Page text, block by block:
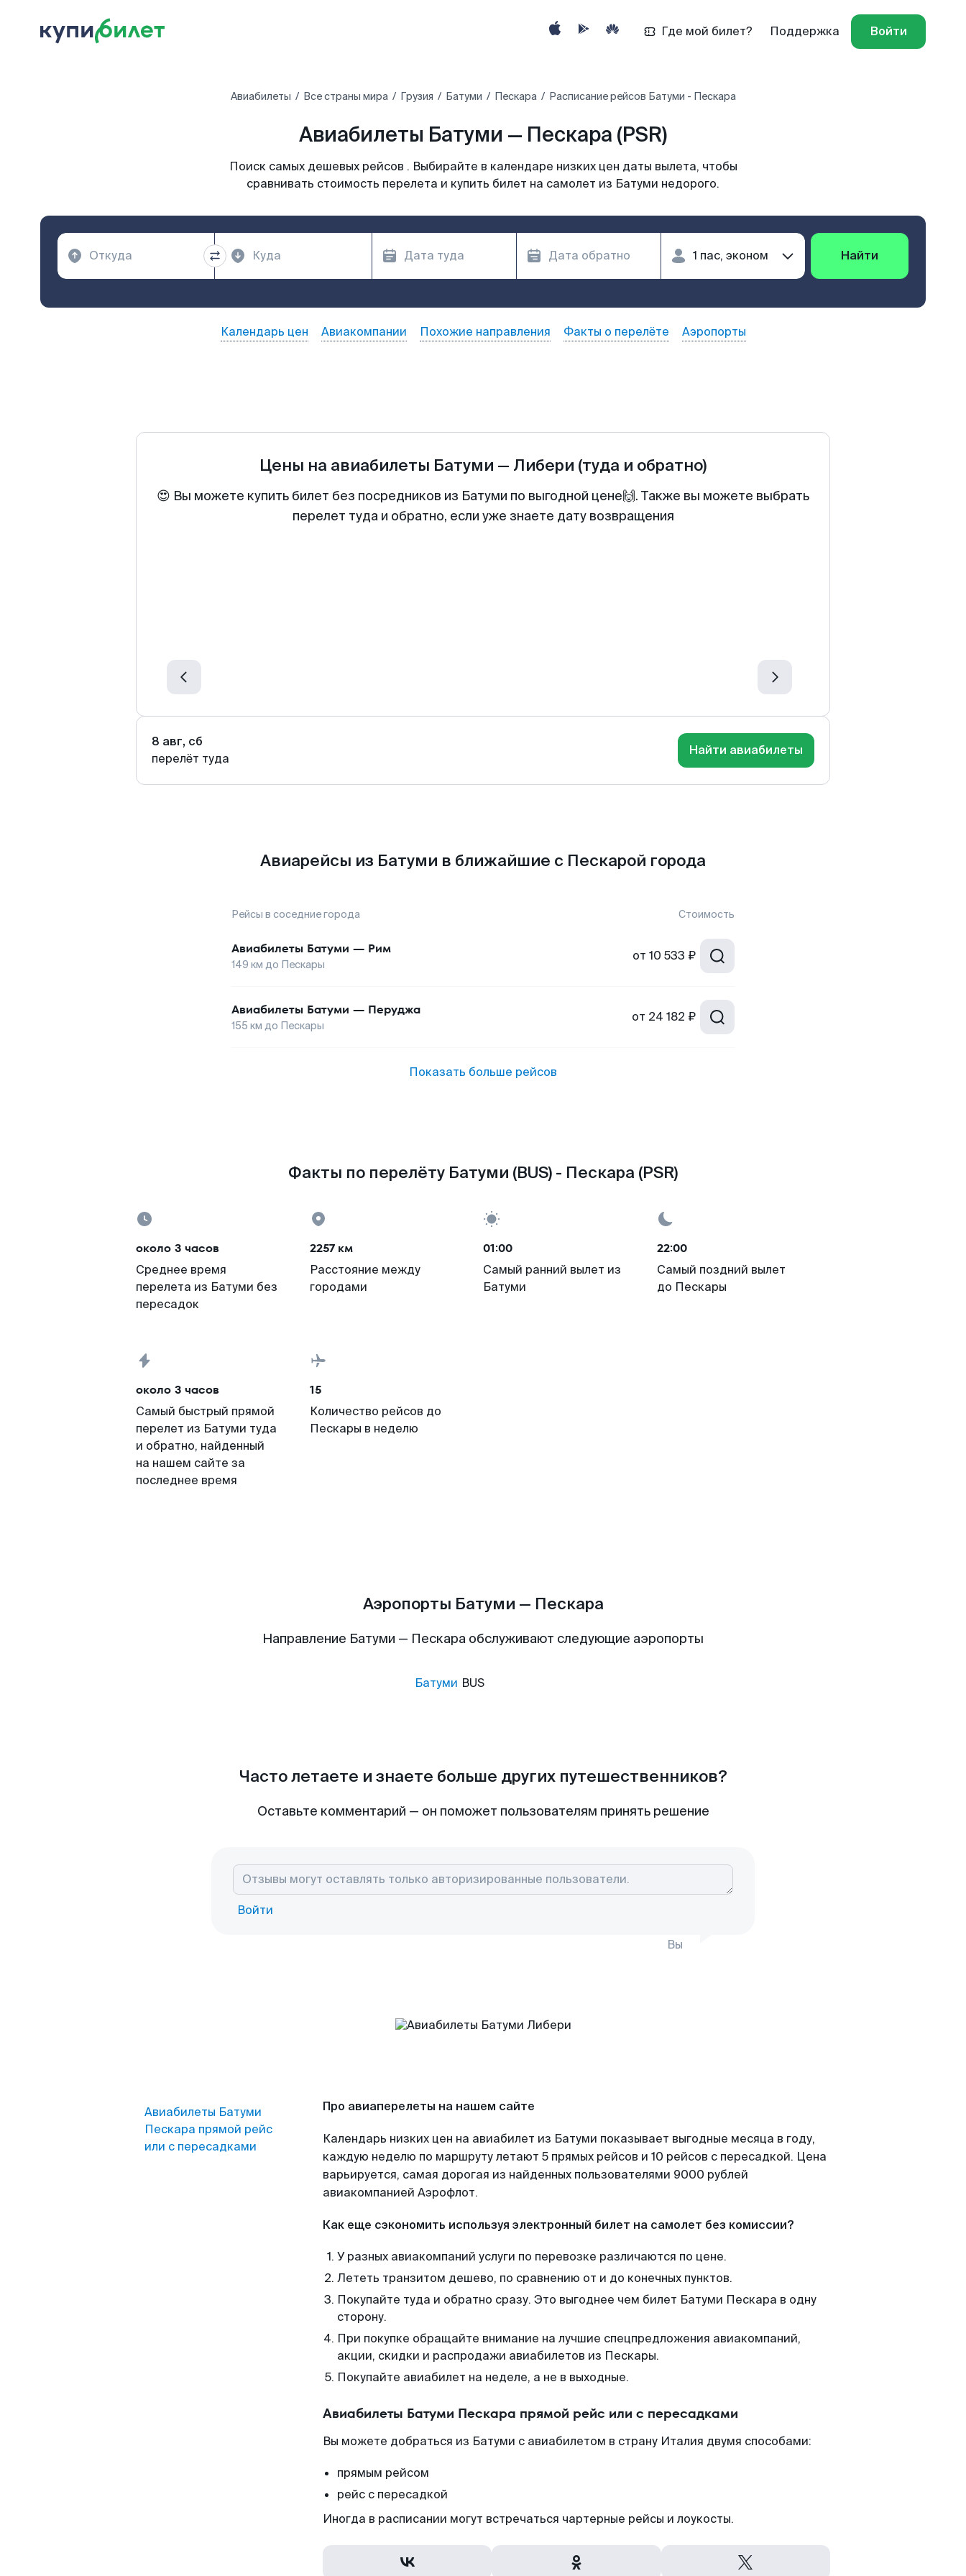
Где мой билет? Поддержка Войти
Авиабилеты Все страны мира Грузия Батуми Пескара Расписание рейсов Батуми - Пескара
Авиабилеты Батуми — Пескара (PSR)
Поиск самых дешевых рейсов . Выбирайте в календаре низких цен даты вылета, чтобы
сравнивать стоимость перелета и купить билет на самолет из Батуми недорого.
Найти
Календарь цен Авиакомпании Похожие направления Факты о перелёте Аэропорты
Цены на авиабилеты Батуми — Либери (туда и обратно)
😍 Вы можете купить билет без посредников из Батуми по выгодной цене🙌. Также вы можете выбрать
перелет туда и обратно, если уже знаете дату возвращения
8 авг, сб
перелёт туда
Найти авиабилеты
Авиарейсы из Батуми в ближайшие с Пескарой города
Рейсы в соседние города Стоимость
Авиабилеты Батуми — Рим
149 км до Пескары
от 10 533 ₽
Авиабилеты Батуми — Перуджа
155 км до Пескары
от 24 182 ₽
Показать больше рейсов
Факты по перелёту Батуми (BUS) - Пескара (PSR)
около 3 часов
Среднее время
перелета из Батуми без
пересадок
2257 км
Расстояние между
городами
01:00
Самый ранний вылет из
Батуми
22:00
Самый поздний вылет
до Пескары
около 3 часов
Самый быстрый прямой
перелет из Батуми туда
и обратно, найденный
на нашем сайте за
последнее время
15
Количество рейсов до
Пескары в неделю
Аэропорты Батуми — Пескара
Направление Батуми — Пескара обслуживают следующие аэропорты
Батуми BUS
Часто летаете и знаете больше других путешественников?
Оставьте комментарий — он поможет пользователям принять решение
Войти
Вы
Авиабилеты Батуми
Пескара прямой рейс
или с пересадками
Про авиаперелеты на нашем сайте
Календарь низких цен на авиабилет из Батуми показывает выгодные месяца в году,
каждую неделю по маршруту летают 5 прямых рейсов и 10 рейсов с пересадкой. Цена
варьируется, самая дорогая из найденных пользователями 9000 рублей
авиакомпанией Аэрофлот.
Как еще сэкономить используя электронный билет на самолет без комиссии?
У разных авиакомпаний услуги по перевозке различаются по цене.
Лететь транзитом дешево, по сравнению от и до конечных пунктов.
Покупайте туда и обратно сразу. Это выгоднее чем билет Батуми Пескара в одну
сторону.
При покупке обращайте внимание на лучшие спецпредложения авиакомпаний,
акции, скидки и распродажи авиабилетов из Пескары.
Покупайте авиабилет на неделе, а не в выходные.
Авиабилеты Батуми Пескара прямой рейс или с пересадками
Вы можете добраться из Батуми с авиабилетом в страну Италия двумя способами:
прямым рейсом
рейс с пересадкой
Иногда в расписании могут встречаться чартерные рейсы и лоукосты.